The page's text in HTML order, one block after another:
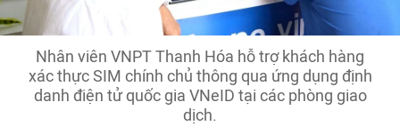
Nhân viên VNPT Thanh Hóa hỗ trợ khách hàng
xác thực SIM chính chủ thông qua ứng dụng định
danh điện tử quốc gia VNeID tại các phòng giao
dịch.